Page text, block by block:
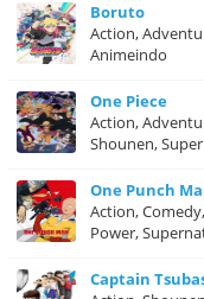
Boruto
Action,
Animeindo
One Piece
Action,
Shounen,
One Punch
Action,
Power,
Captain